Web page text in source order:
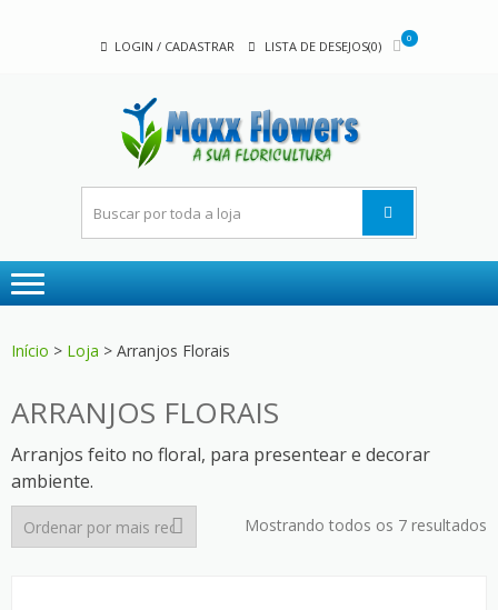
LOGIN / CADASTRAR LISTA DE DESEJOS(0)
0
Início > Loja > Arranjos Florais
ARRANJOS FLORAIS
Arranjos feito no floral, para presentear e decorar
ambiente.
Mostrando todos os 7 resultados